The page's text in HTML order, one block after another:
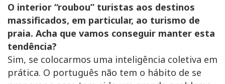
O interior “roubou” turistas aos destinos
massificados, em particular, ao turismo de
praia. Acha que vamos conseguir manter esta
tendência?
Sim, se colocarmos uma inteligência coletiva em
prática. O português não tem o hábito de se